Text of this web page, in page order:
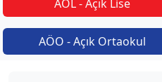
AÖL - Açık Lise
AÖO - Açık Ortaokul